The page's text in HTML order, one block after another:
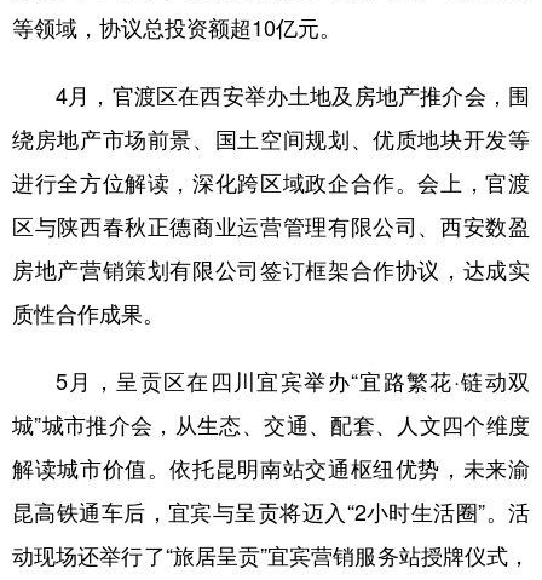
等领域，协议总投资额超10亿元。
4月，官渡区在西安举办土地及房地产推介会，围
绕房地产市场前景、国土空间规划、优质地块开发等
进行全方位解读，深化跨区域政企合作。会上，官渡
区与陕西春秋正德商业运营管理有限公司、西安数盈
房地产营销策划有限公司签订框架合作协议，达成实
质性合作成果。
5月，呈贡区在四川宜宾举办“宜路繁花·链动双
城”城市推介会，从生态、交通、配套、人文四个维度
解读城市价值。依托昆明南站交通枢纽优势，未来渝
昆高铁通车后，宜宾与呈贡将迈入“2小时生活圈”。活
动现场还举行了“旅居呈贡”宜宾营销服务站授牌仪式，